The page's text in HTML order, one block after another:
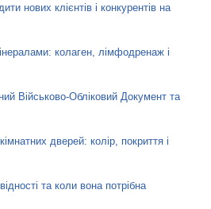
нових клієнтів і конкурентів на
колаген, лімфодренаж і
Військово-Обліковий Документ та
дверей: колір, покриття і
та коли вона потрібна